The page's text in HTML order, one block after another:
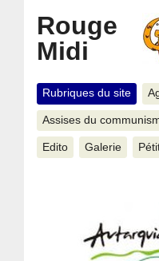
Rouge
Midi
Rubriques du site
Assises du
Edito Galerie